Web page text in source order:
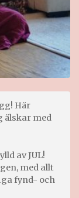
Här
älskar med
av JUL!
med allt
fynd- och